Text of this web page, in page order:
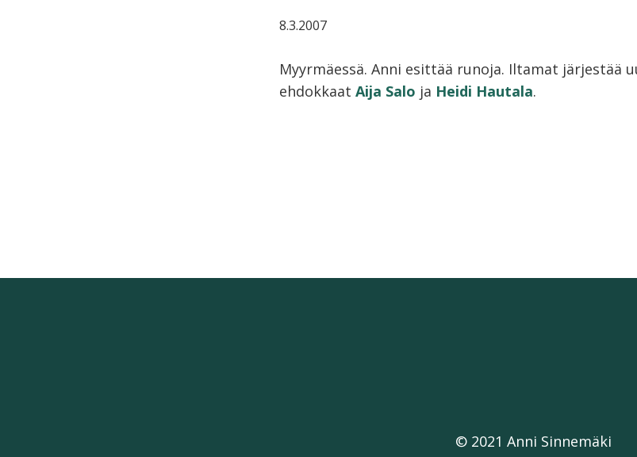
8.3.2007
Myyrmäessä. Anni esittää runoja. Iltamat järjestää
ehdokkaat Aija Salo ja Heidi Hautala.
© 2021 Anni Sinnemäki